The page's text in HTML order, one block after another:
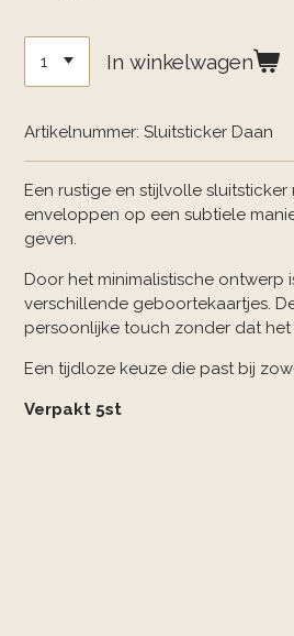
In winkelwagen
Artikelnummer: Sluitsticker Daan
Een rustige en stijlvolle
enveloppen op een subtiele
geven.
Door het minimalistische
verschillende geboortekaartjes.
persoonlijke touch zonder dat
Een tijdloze keuze die past bij
Verpakt 5st